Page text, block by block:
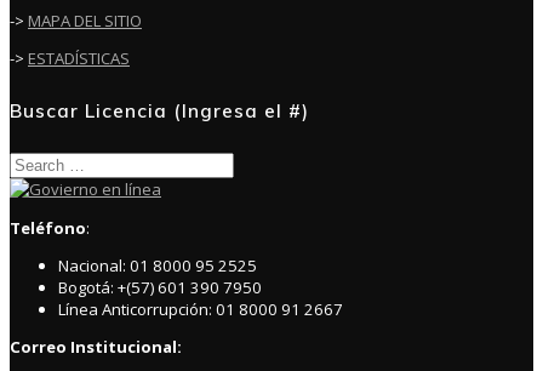
-> MAPA DEL SITIO
-> ESTADÍSTICAS
Buscar Licencia (Ingresa el #)
Search
for:
Teléfono:
Nacional: 01 8000 95 2525
Bogotá: +(57) 601 390 7950
Línea Anticorrupción: 01 8000 91 2667
Correo Institucional: